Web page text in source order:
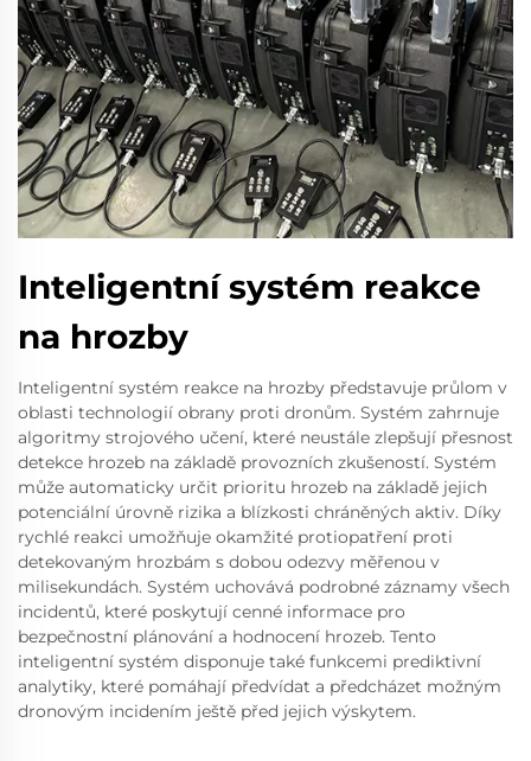
Inteligentní systém reakce
na hrozby
Inteligentní systém reakce na hrozby představuje průlom v
oblasti technologií obrany proti dronům. Systém zahrnuje
algoritmy strojového učení, které neustále zlepšují přesnost
detekce hrozeb na základě provozních zkušeností. Systém
může automaticky určit prioritu hrozeb na základě jejich
potenciální úrovně rizika a blízkosti chráněných aktiv. Díky
rychlé reakci umožňuje okamžité protiopatření proti
detekovaným hrozbám s dobou odezvy měřenou v
milisekundách. Systém uchovává podrobné záznamy všech
incidentů, které poskytují cenné informace pro
bezpečnostní plánování a hodnocení hrozeb. Tento
inteligentní systém disponuje také funkcemi prediktivní
analytiky, které pomáhají předvídat a předcházet možným
dronovým incidením ještě před jejich výskytem.